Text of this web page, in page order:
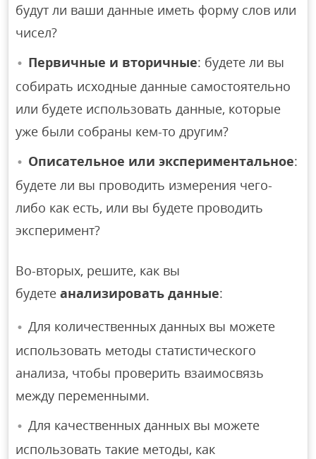
будут ли ваши данные иметь форму слов или
чисел?
Первичные и вторичные: будете ли вы
собирать исходные данные самостоятельно
или будете использовать данные, которые
уже были собраны кем-то другим?
Описательное или экспериментальное:
будете ли вы проводить измерения чего-
либо как есть, или вы будете проводить
эксперимент?
Во-вторых, решите, как вы
будетеанализировать данные:
Для количественных данных вы можете
использовать методы статистического
анализа, чтобы проверить взаимосвязь
между переменными.
Для качественных данных вы можете
использовать такие методы, как